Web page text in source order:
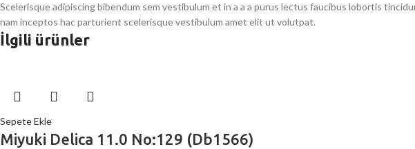
Scelerisque adipiscing bibendum sem vestibulum et in a a a purus lectus faucibus lobortis
nam inceptos hac parturient scelerisque vestibulum amet elit ut volutpat.
İlgili ürünler
Sepete Ekle
Miyuki Delica 11.0 No:129 (Db1566)